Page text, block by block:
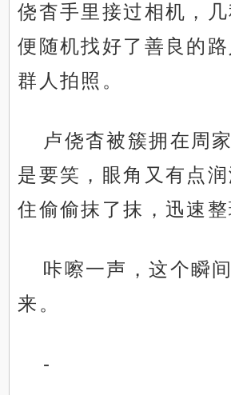
侥杳手里接过相机，
便随机找好了善良的
群人拍照。
卢侥杳被簇拥在周
是要笑，眼角又有点
住偷偷抹了抹，迅速整
咔嚓一声，这个瞬
来。
-